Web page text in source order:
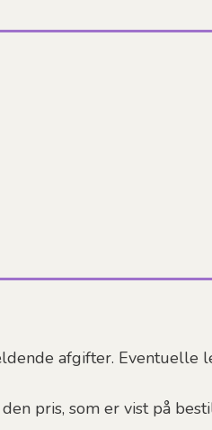
afgifter. Eventuelle
pris, som er vist på